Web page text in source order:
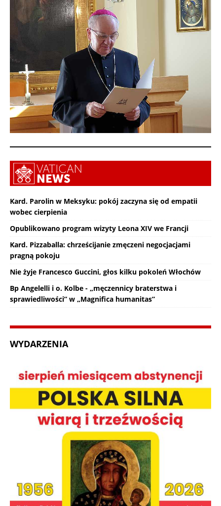
Kard. Parolin w Meksyku: pokój zaczyna się od empatii
wobec cierpienia
Opublikowano program wizyty Leona XIV we Francji
Kard. Pizzaballa: chrześcijanie zmęczeni negocjacjami
pragną pokoju
Nie żyje Francesco Guccini, głos kilku pokoleń Włochów
Bp Angelelli i o. Kolbe - „męczennicy braterstwa i
sprawiedliwości” w „Magnifica humanitas”
WYDARZENIA